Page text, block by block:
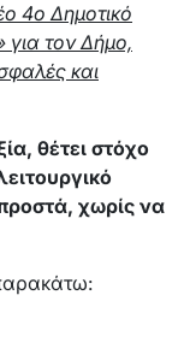
4ο Δημοτικό
για τον Δήμο,
και
θέτει στόχο
χωρίς να